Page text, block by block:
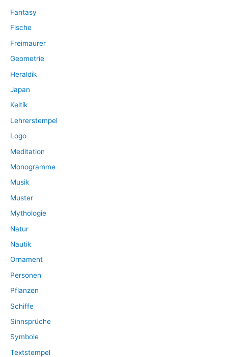
Fantasy
Fische
Freimaurer
Geometrie
Heraldik
Japan
Keltik
Lehrerstempel
Logo
Meditation
Monogramme
Musik
Muster
Mythologie
Natur
Nautik
Ornament
Personen
Pflanzen
Schiffe
Sinnsprüche
Symbole
Textstempel